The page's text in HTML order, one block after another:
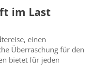
im Last
einen
Überraschung für den
bietet für jeden